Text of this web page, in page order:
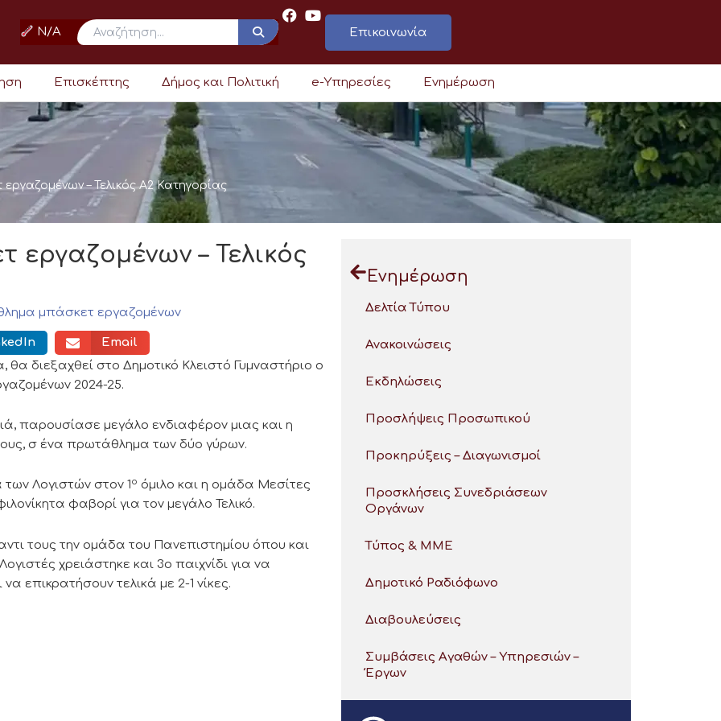
N/A Επικοινωνία
Επισκέπτης Δήμος και Πολιτική e-Υπηρεσίες Ενημέρωση
– Τελικός Α2 Κατηγορίας
– Τελικός
μπάσκετ εργαζομένων
Email
διεξαχθεί στο Δημοτικό Κλειστό Γυμναστήριο ο
2024-25.
παρουσίασε μεγάλο ενδιαφέρον μιας και η
σ ένα πρωτάθλημα των δύο γύρων.
Λογιστών στον 1 ο όμιλο και η ομάδα Μεσίτες
φαβορί για τον μεγάλο Τελικό.
τους την ομάδα του Πανεπιστημίου όπου και
χρειάστηκε και 3ο παιχνίδι για να
επικρατήσουν τελικά με 2-1 νίκες.
Ενημέρωση
Δελτία Τύπου
Ανακοινώσεις
Εκδηλώσεις
Προσλήψεις Προσωπικού
Προκηρύξεις – Διαγωνισμοί
Προσκλήσεις Συνεδριάσεων
Οργάνων
Τύπος & ΜΜΕ
Δημοτικό Ραδιόφωνο
Διαβουλεύσεις
Συμβάσεις Αγαθών – Υπηρεσιών –
Έργων